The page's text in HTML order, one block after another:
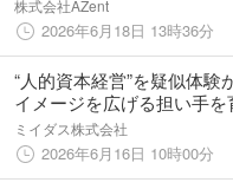
株式会社AZent
2026年6月18日 13時36分
“人的資本経営”を疑似体験
イメージを広げる担い手
「人的資本経営ゲーム」フ
期生9名を認定
ミイダス株式会社
2026年6月16日 10時00分